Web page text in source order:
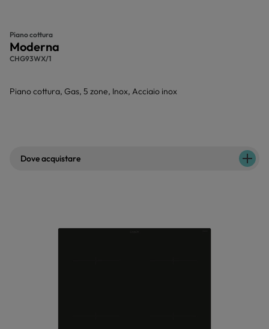
Piano cottura
Moderna
CHG93WX/1
Piano cottura, Gas, 5 zone, Inox, Acciaio inox
Dove acquistare